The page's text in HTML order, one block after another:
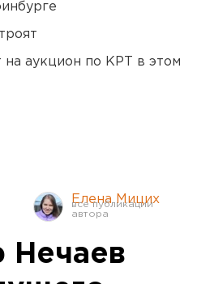
на аукцион по КРТ в этом
Елена Мицих
Нечаев